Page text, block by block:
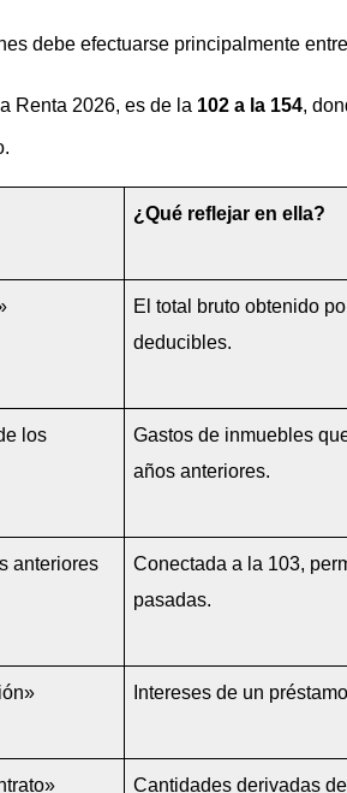
debe efectuarse principalmente
Renta 2026, es de la 102 a la 154,
¿Qué reflejar en ella?
El total bruto obtenido
deducibles.
los
Gastos de inmuebles
años anteriores.
anteriores
Conectada a la 103,
pasadas.
Intereses de un
Cantidades derivadas